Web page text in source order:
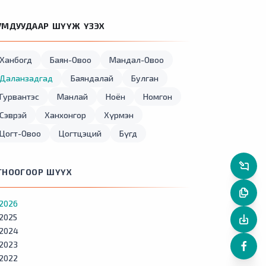
ШҮҮЖ ҮЗЭХ
Ханбогд Баян-Овоо
Мандал-Овоо
Даланзадгад
Баяндалай
Булган
Гурвантэс
Манлай Ноён
Номгон
Сэврэй
Ханхонгор
Хүрмэн
Цогт-Овоо
Цогтцэций Бүгд
ШҮҮХ